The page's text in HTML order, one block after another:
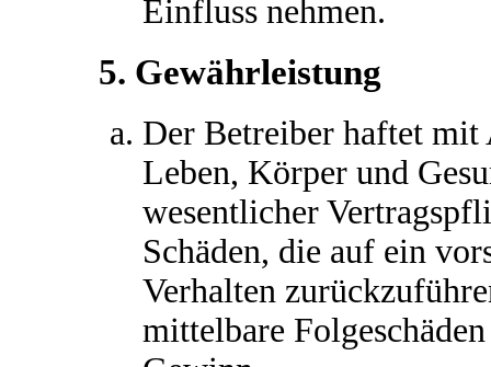
Einfluss nehmen.
5. Gewährleistung
Der Betreiber haftet mit
Leben, Körper und
wesentlicher
Schäden, die auf ein
Verhalten
mittelbare